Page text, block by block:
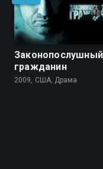
Законопослушный
гражданин
2009, США, Драма